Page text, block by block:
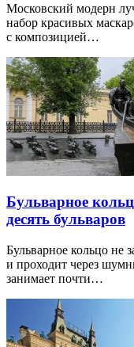
Московский модерн
набор красивых
с композицией…
Бульварное
десять бульваров
Бульварное кольцо не
и проходит через
занимает почти…